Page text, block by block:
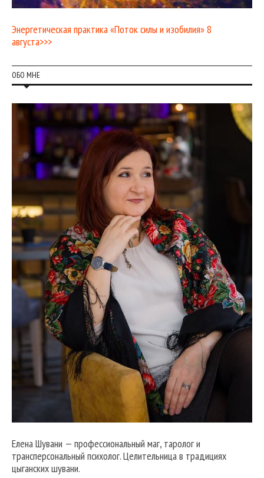
Энергетическая практика «Поток силы и изобилия» 8
августа>>>
ОБО МНЕ
Елена Шувани — профессиональный маг, таролог и
трансперсональный психолог. Целительница в традициях
цыганских шувани.